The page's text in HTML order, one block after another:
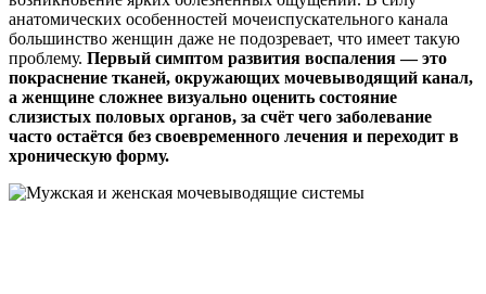
анатомических особенностей мочеиспускательного канала
большинство женщин даже не подозревает, что имеет такую
проблему. Первый симптом развития воспаления — это
покраснение тканей, окружающих мочевыводящий канал,
а женщине сложнее визуально оценить состояние
слизистых половых органов, за счёт чего заболевание
часто остаётся без своевременного лечения и переходит в
хроническую форму.